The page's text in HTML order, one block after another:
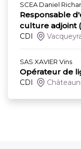
SCEA Daniel
Responsable
culture adjoint
CDI
SAS XAVIER Vins
Opérateur de
CDI